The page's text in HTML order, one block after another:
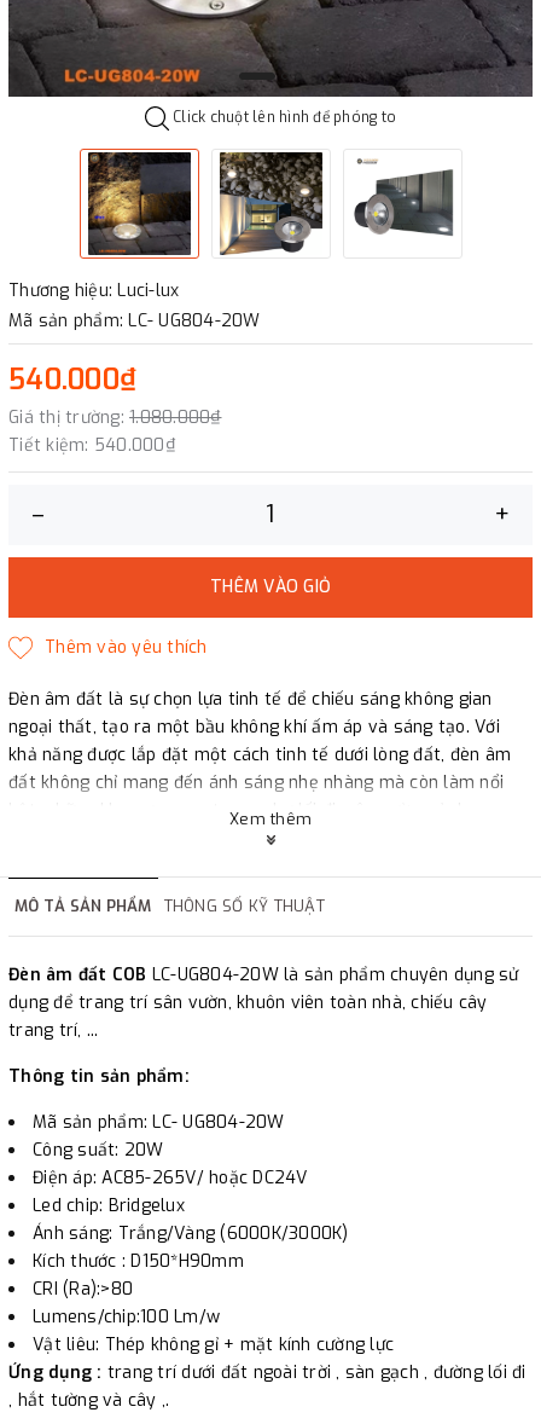
Click chuột lên hình để phóng to
Thương hiệu: Luci-lux
Mã sản phẩm: LC- UG804-20W
540.000₫
Giá thị trường: 1.080.000₫
Tiết kiệm: 540.000₫
– +
THÊM VÀO GIỎ
Đèn âm đất là sự chọn lựa tinh tế để chiếu sáng không gian
ngoại thất, tạo ra một bầu không khí ấm áp và sáng tạo. Với
khả năng được lắp đặt một cách tinh tế dưới lòng đất, đèn âm
đất không chỉ mang đến ánh sáng nhẹ nhàng mà còn làm nổi
bật, những khu vực quan trọng như lối đi, sân vườn, cảnh quan,
tiểu cảnh, hồ bơi và sân thượng. Chúng không chỉ là nguồn sáng
và sự hài hòa trong việc tạo điểm đẹp cho mọi không gian chiếu
chuyên dụng sử dụng để trang trí sân vườn, khuôn viên toàn
nhà, chiếu cây trang trí, .....
Xem thêm
MÔ TẢ SẢN PHẨM THÔNG SỐ KỸ THUẬT
Đèn âm đất COB LC-UG804-20W là sản phẩm chuyên dụng sử
dụng để trang trí sân vườn, khuôn viên toàn nhà, chiếu cây
trang trí, ...
Thông tin sản phẩm:
Mã sản phẩm: LC- UG804-20W
Công suất: 20W
Điện áp: AC85-265V/ hoặc DC24V
Led chip: Bridgelux
Ánh sáng: Trắng/Vàng (6000K/3000K)
Kích thước : D150*H90mm
CRI (Ra):>80
Lumens/chip:100 Lm/w
Vật liêu: Thép không gỉ + mặt kính cường lực
Ứng dụng : trang trí dưới đất ngoài trời , sàn gạch , đường lối đi
, hắt tường và cây ,.